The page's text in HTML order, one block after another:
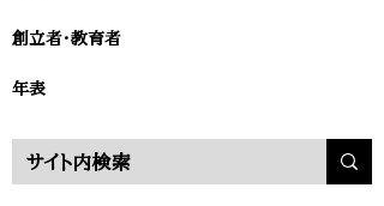
​創立者・教育者
​年表